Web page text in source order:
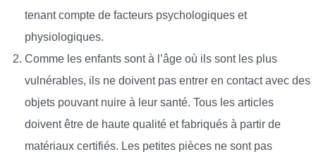
tenant compte de facteurs psychologiques et
physiologiques.
Comme les enfants sont à l’âge où ils sont les plus
vulnérables, ils ne doivent pas entrer en contact avec des
objets pouvant nuire à leur santé. Tous les articles
doivent être de haute qualité et fabriqués à partir de
matériaux certifiés. Les petites pièces ne sont pas